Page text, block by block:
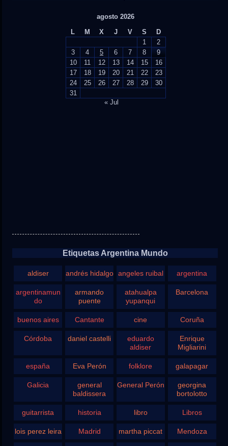
agosto 2026
L
M X J V S
D
1
2
3
4 5 6 7 8
9
10
11 12 13 14 15
16
17
18 19 20 21 22
23
24
25 26 27 28 29
30
31
« Jul
Etiquetas Argentina Mundo
aldiser andrés hidalgo angeles ruibal argentina
argentinamun
do
armando
puente
atahualpa
yupanqui
Barcelona
buenos aires Cantante cine Coruña
Córdoba daniel castelli
eduardo
aldiser
Enrique
Migliarini
españa Eva Perón folklore galapagar
Galicia
general
baldissera
General Perón
georgina
bortolotto
guitarrista historia libro Libros
lois perez leira Madrid martha piccat Mendoza